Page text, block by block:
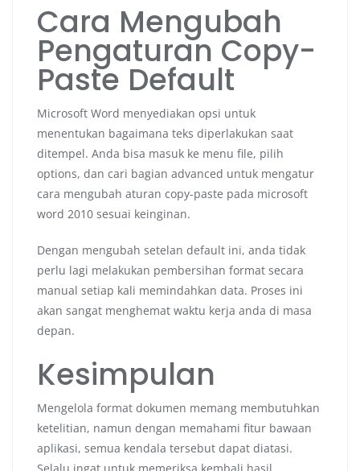
Cara Mengubah
Pengaturan Copy-
Paste Default
Microsoft Word menyediakan opsi untuk
menentukan bagaimana teks diperlakukan saat
ditempel. Anda bisa masuk ke menu file, pilih
options, dan cari bagian advanced untuk mengatur
cara mengubah aturan copy-paste pada microsoft
word 2010 sesuai keinginan.
Dengan mengubah setelan default ini, anda tidak
perlu lagi melakukan pembersihan format secara
manual setiap kali memindahkan data. Proses ini
akan sangat menghemat waktu kerja anda di masa
depan.
Kesimpulan
Mengelola format dokumen memang membutuhkan
ketelitian, namun dengan memahami fitur bawaan
aplikasi, semua kendala tersebut dapat diatasi.
Selalu ingat untuk memeriksa kembali hasil